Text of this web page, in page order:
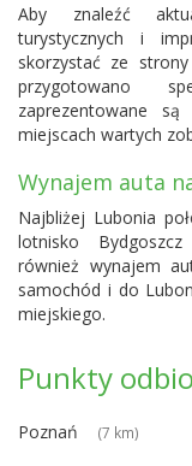
Aby znaleźć
turystycznych i
skorzystać ze
przygotowano
zaprezentowane
miejscach wartych
Wynajem auta
Najbliżej Lubonia
lotnisko Bydgoszcz
również wynajem
samochód i do
miejskiego.
Punkty
Poznań (7 km)